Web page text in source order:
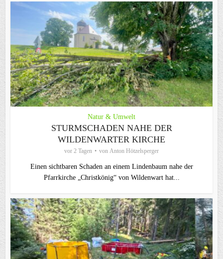
Natur & Umwelt
STURMSCHADEN NAHE DER
WILDENWARTER KIRCHE
vor 2 Tagen von Anton Hötzelsperger
Einen sichtbaren Schaden an einem Lindenbaum nahe der
Pfarrkirche „Christkönig“ von Wildenwart hat...